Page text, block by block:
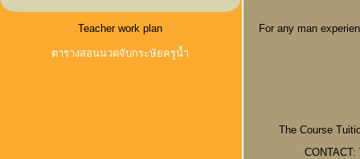
Teacher work plan
ตารางสอนนวดจับกระษัยครูน้ำ
For any man
The Course